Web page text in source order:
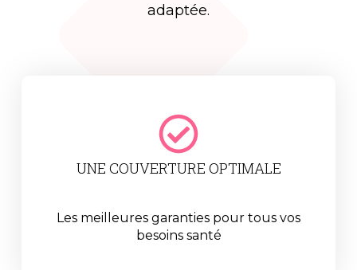
adaptée.
UNE COUVERTURE OPTIMALE
Les meilleures garanties pour tous vos
besoins santé